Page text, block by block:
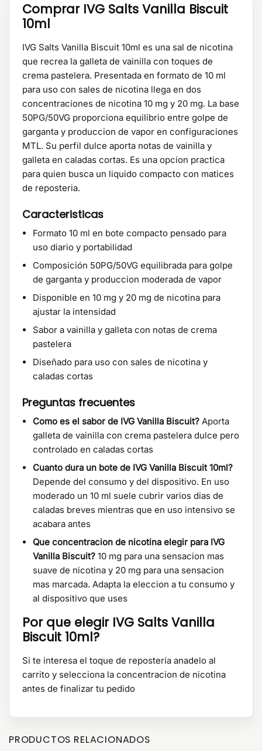
Comprar IVG Salts Vanilla Biscuit
10ml
IVG Salts Vanilla Biscuit 10ml es una sal de nicotina
que recrea la galleta de vainilla con toques de
crema pastelera. Presentada en formato de 10 ml
para uso con sales de nicotina llega en dos
concentraciones de nicotina 10 mg y 20 mg. La base
50PG/50VG proporciona equilibrio entre golpe de
garganta y produccion de vapor en configuraciones
MTL. Su perfil dulce aporta notas de vainilla y
galleta en caladas cortas. Es una opcion practica
para quien busca un liquido compacto con matices
de reposteria.
Caracteristicas
Formato 10 ml en bote compacto pensado para
uso diario y portabilidad
Composición 50PG/50VG equilibrada para golpe
de garganta y produccion moderada de vapor
Disponible en 10 mg y 20 mg de nicotina para
ajustar la intensidad
Sabor a vainilla y galleta con notas de crema
pastelera
Diseñado para uso con sales de nicotina y
caladas cortas
Preguntas frecuentes
Como es el sabor de IVG Vanilla Biscuit? Aporta
galleta de vainilla con crema pastelera dulce pero
controlado en caladas cortas
Cuanto dura un bote de IVG Vanilla Biscuit 10ml?
Depende del consumo y del dispositivo. En uso
moderado un 10 ml suele cubrir varios dias de
caladas breves mientras que en uso intensivo se
acabara antes
Que concentracion de nicotina elegir para IVG
Vanilla Biscuit? 10 mg para una sensacion mas
suave de nicotina y 20 mg para una sensacion
mas marcada. Adapta la eleccion a tu consumo y
al dispositivo que uses
Por que elegir IVG Salts Vanilla
Biscuit 10ml?
Si te interesa el toque de repostería anadelo al
carrito y selecciona la concentracion de nicotina
antes de finalizar tu pedido
PRODUCTOS RELACIONADOS